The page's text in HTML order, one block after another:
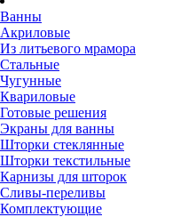
Ванны
Акриловые
Из литьевого мрамора
Стальные
Чугунные
Квариловые
Готовые решения
Экраны для ванны
Шторки стеклянные
Шторки текстильные
Карнизы для шторок
Сливы-переливы
Комплектующие